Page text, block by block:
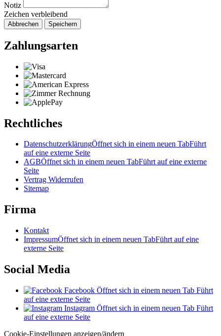
Notiz
Zeichen verbleibend
Abbrechen Speichern
Zahlungsarten
Rechtliches
DatenschutzerklärungÖffnet sich in einem neuen TabFührt
auf eine externe Seite
AGBÖffnet sich in einem neuen TabFührt auf eine externe
Seite
Vertrag Widerrufen
Sitemap
Firma
Kontakt
ImpressumÖffnet sich in einem neuen TabFührt auf eine
externe Seite
Social Media
Facebook Öffnet sich in einem neuen Tab Führt
auf eine externe Seite
Instagram Öffnet sich in einem neuen Tab Führt
auf eine externe Seite
Cookie-Einstellungen anzeigen/ändern